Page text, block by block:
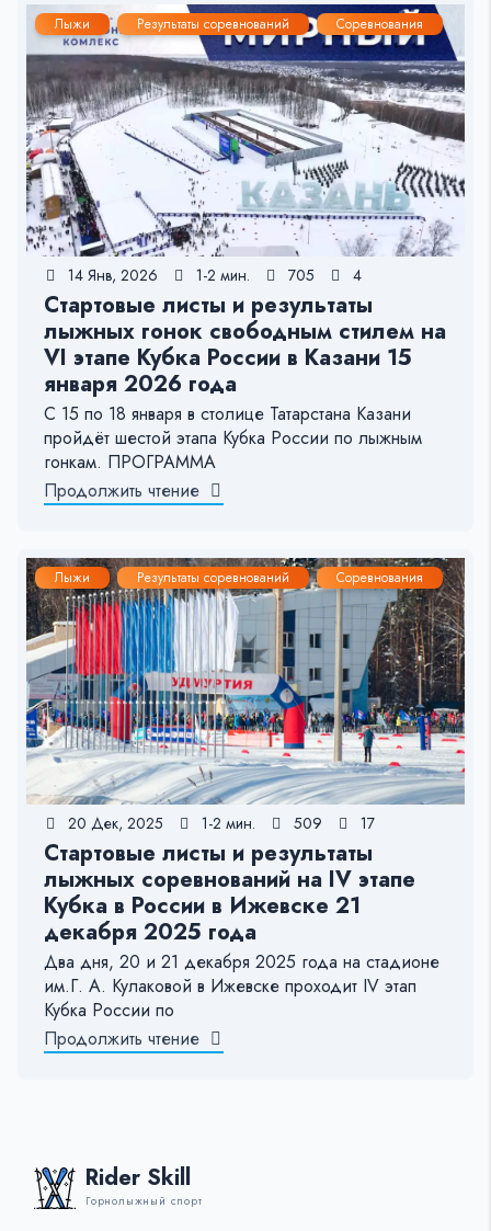
Лыжи Результаты соревнований Соревнования
14 Янв, 2026 1-2 мин. 705 4
Стартовые листы и результаты
лыжных гонок свободным стилем на
VI этапе Кубка России в Казани 15
января 2026 года
С 15 по 18 января в столице Татарстана Казани
пройдёт шестой этапа Кубка России по лыжным
гонкам. ПРОГРАММА
Продолжить чтение
Лыжи Результаты соревнований Соревнования
20 Дек, 2025 1-2 мин. 509 17
Стартовые листы и результаты
лыжных соревнований на IV этапе
Кубка в России в Ижевске 21
декабря 2025 года
Два дня, 20 и 21 декабря 2025 года на стадионе
им.Г. А. Кулаковой в Ижевске проходит IV этап
Кубка России по
Продолжить чтение
Rider Skill
Горнолыжный спорт